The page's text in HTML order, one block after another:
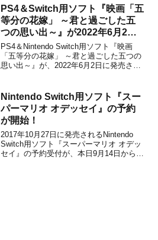
わかる はじめてゲームプログラミング』
をプレイするというゲームプレイ企画に
なってい...
PS4＆Switch用ソフト『映画「五
等分の花嫁」 ～君と過ごした五
つの思い出～』が2022年6月2日
に発売決定！
PS4＆Nintendo Switch用ソフト『映画
「五等分の花嫁」 ～君と過ごした五つの
思い出～』が、2022年6月2日に発売され
明しました。販売価格は通常版が8,580円
(税込...
Nintendo Switch用ソフト『スー
パーマリオ オデッセイ』の予約
が開始！
2017年10月27日に発売されるNintendo
Switch用ソフト『スーパーマリオ オデッ
セイ』の予約受付が、本日9月14日から開